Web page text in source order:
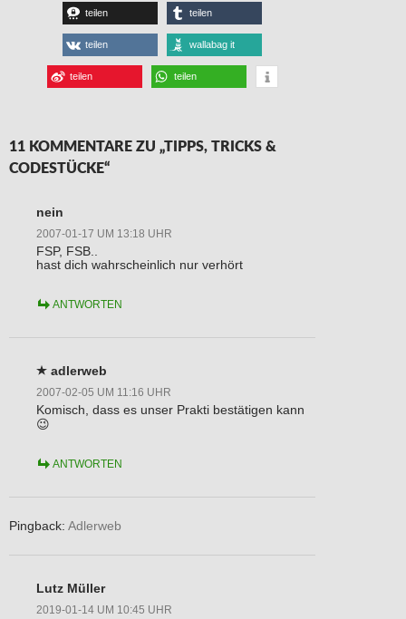
teilen teilen
teilen wallabag it
teilen teilen
11 KOMMENTARE ZU „TIPPS, TRICKS &
CODESTÜCKE“
nein
2007-01-17 UM 13:18 UHR
FSP, FSB..
hast dich wahrscheinlich nur verhört
ANTWORTEN
adlerweb
2007-02-05 UM 11:16 UHR
Komisch, dass es unser Prakti bestätigen kann
😉
ANTWORTEN
Pingback: Adlerweb
Lutz Müller
2019-01-14 UM 10:45 UHR